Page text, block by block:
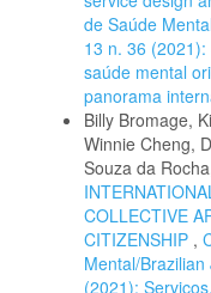
de Saúde
13 n. 36
saúde mental
panorama
Billy Bromage,
Winnie Cheng,
Souza da
COLLECTIVE
CITIZENSHIP ,
Mental/
(2021):